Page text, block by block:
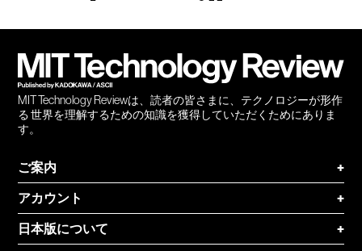
MIT Technology Reviewは、読者の皆さまに、テクノロジーが形作
る 世界を理解するための知識を獲得していただくためにありま
す。
ご案内
+
アカウント
+
日本版について
+